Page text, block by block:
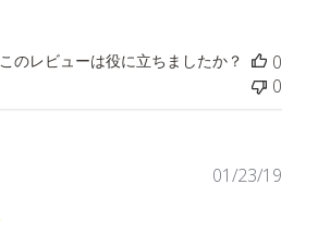
このレビューは役に立ちましたか？
0
0
公
01/23/19